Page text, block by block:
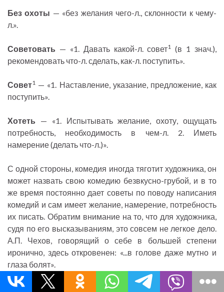
Без охоты — «без желания чего-л., склонности к чему-
л.».
Советовать — «1. Давать какой-л. совет1 (в 1 знач.),
рекомендовать что-л. сделать, как-л. поступить».
Совет1 — «1. Наставление, указание, предложение, как
поступить».
Хотеть — «1. Испытывать желание, охоту, ощущать
потребность, необходимость в чем-л. 2. Иметь
намерение (делать что-л.)».
С одной стороны, комедия иногда тяготит художника, он
может назвать свою комедию безвкусно-грубой, и в то
же время постоянно дает советы по поводу написания
комедий и сам имеет желание, намерение, потребность
их писать. Обратим внимание на то, что для художника,
судя по его высказываниям, это совсем не легкое дело.
А.П. Чехов, говорящий о себе в большей степени
иронично, здесь откровенен: «...в голове даже мутно и
глаза болят».
Особой модификацией иронии на более высоком,